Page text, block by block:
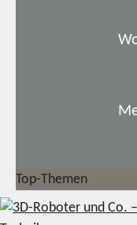
Top-Themen